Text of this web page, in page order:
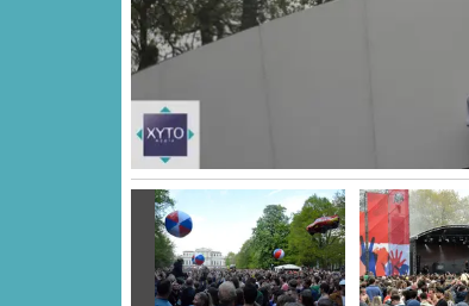
Vorige